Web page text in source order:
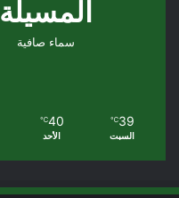
المسيلة
سماء صافية
39
℃
السبت
40
℃
الأحد